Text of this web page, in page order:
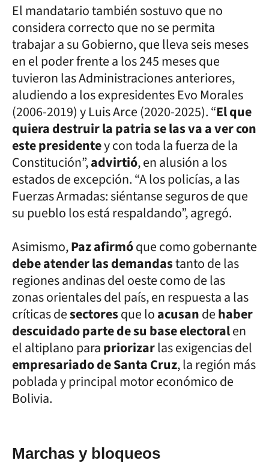
El mandatario también sostuvo que no
considera correcto que no se permita
trabajar a su Gobierno, que lleva seis meses
en el poder frente a los 245 meses que
tuvieron las Administraciones anteriores,
aludiendo a los expresidentes Evo Morales
(2006-2019) y Luis Arce (2020-2025). “El que
quiera destruir la patria se las va a ver con
este presidentey con toda la fuerza de la
Constitución”,advirtió, en alusión a los
estados de excepción. “A los policías, a las
Fuerzas Armadas: siéntanse seguros de que
su pueblo los está respaldando”, agregó.
Asimismo,Paz afirmóque como gobernante
debe atender las demandastanto de las
regiones andinas del oeste como de las
zonas orientales del país, en respuesta a las
críticas desectoresque loacusandehaber
descuidado parte de su base electoralen
el altiplano parapriorizarlas exigencias del
empresariado de Santa Cruz, la región más
poblada y principal motor económico de
Bolivia.
Marchas y bloqueos